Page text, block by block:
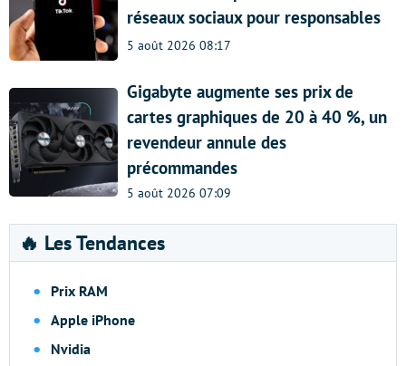
réseaux sociaux pour responsables
5 août 2026 08:17
Gigabyte augmente ses prix de
cartes graphiques de 20 à 40 %, un
revendeur annule des
précommandes
5 août 2026 07:09
🔥 Les Tendances
Prix RAM
Apple iPhone
Nvidia